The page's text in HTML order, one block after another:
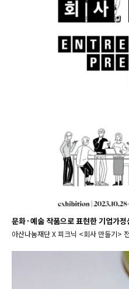
문화·예술 작품으로 표현한 기업가정
아산나눔재단 X 피크닉 <회사 만들기>